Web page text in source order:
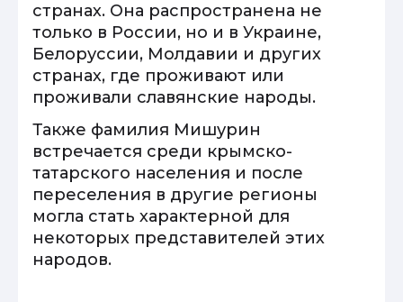
странах. Она распространена не
только в России, но и в Украине,
Белоруссии, Молдавии и других
странах, где проживают или
проживали славянские народы.
Также фамилия Мишурин
встречается среди крымско-
татарского населения и после
переселения в другие регионы
могла стать характерной для
некоторых представителей этих
народов.